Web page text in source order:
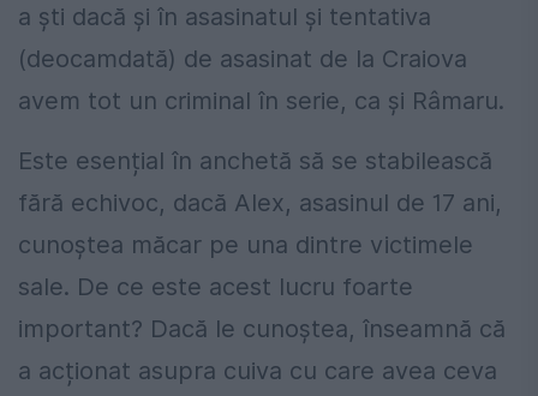
a ști dacă și în asasinatul și tentativa
(deocamdată) de asasinat de la Craiova
avem tot un criminal în serie, ca și Râmaru.
Este esențial în anchetă să se stabilească
fără echivoc, dacă Alex, asasinul de 17 ani,
cunoștea măcar pe una dintre victimele
sale. De ce este acest lucru foarte
important? Dacă le cunoștea, înseamnă că
a acționat asupra cuiva cu care avea ceva